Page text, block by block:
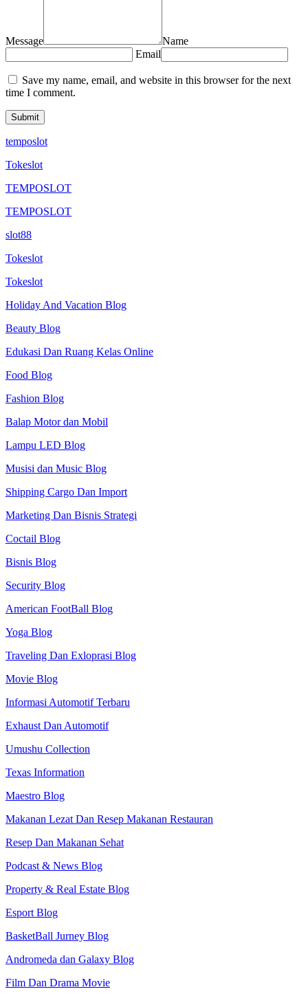
Message
Name
Email
Save my name, email, and website in this browser for the next
time I comment.
temposlot
Tokeslot
TEMPOSLOT
TEMPOSLOT
slot88
Tokeslot
Tokeslot
Holiday And Vacation Blog
Beauty Blog
Edukasi Dan Ruang Kelas Online
Food Blog
Fashion Blog
Balap Motor dan Mobil
Lampu LED Blog
Musisi dan Music Blog
Shipping Cargo Dan Import
Marketing Dan Bisnis Strategi
Coctail Blog
Bisnis Blog
Security Blog
American FootBall Blog
Yoga Blog
Traveling Dan Exloprasi Blog
Movie Blog
Informasi Automotif Terbaru
Exhaust Dan Automotif
Umushu Collection
Texas Information
Maestro Blog
Makanan Lezat Dan Resep Makanan Restauran
Resep Dan Makanan Sehat
Podcast & News Blog
Property & Real Estate Blog
Esport Blog
BasketBall Jurney Blog
Andromeda dan Galaxy Blog
Film Dan Drama Movie